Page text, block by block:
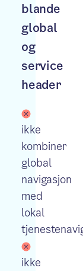
blande
global
og
service
header
ikke
kombiner
global
navigasjon
med
lokal
ikke